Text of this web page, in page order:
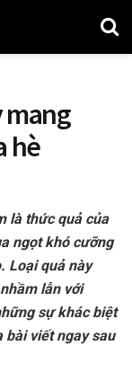
mang
hè
là thức quả của
ngọt khó cưỡng
Loại quả này
lẫn với
sự khác biệt
bài viết ngay sau